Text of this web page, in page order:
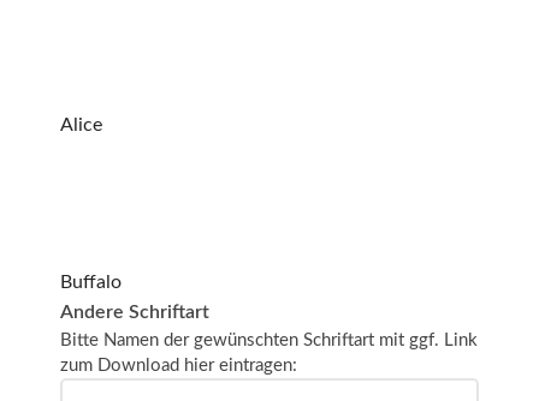
Alice
Buffalo
Andere Schriftart
Bitte Namen der gewünschten Schriftart mit ggf. Link
zum Download hier eintragen: